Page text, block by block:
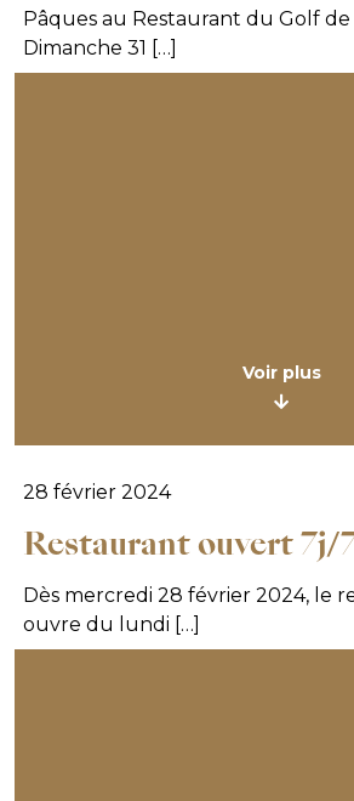
Pâques au Restaurant du Golf
Dimanche 31 […]
Voir plus
28 février 2024
Restaurant ouvert 7j/
Dès mercredi 28 février 2024, le
ouvre du lundi […]